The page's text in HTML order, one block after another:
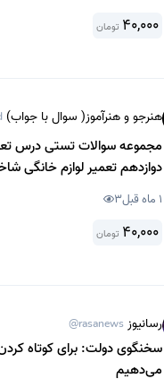
40,000 تومان
هنرجو و هنرآموز( سوال با جواب)
مجموعه سوالات تستی درس
دوازدهم تعمیر لوازم خانگی شاخه
1 ماه قبل 3
40,000 تومان
رسانیوز @rasanews
سخنگوی دولت: برای کوتاه
می‌دهیم